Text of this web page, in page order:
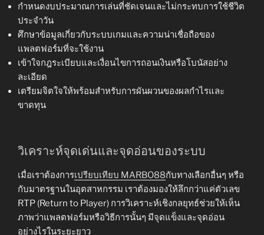
กำหนดงบประมาณการเล่นที่ชัดเจนและไม่กระทบการใช้ชีวิต
ประจำวัน
ศึกษาข้อมูลเกี่ยวกับระบบเกมและความน่าเชื่อถือของ
แพลตฟอร์มที่จะใช้งาน
เข้าใจกฎระเบียบและเงื่อนไขการถอนเงินหรือโบนัสอย่าง
ละเอียด
เตรียมจิตใจให้พร้อมสำหรับการผันผวนของผลกำไรและ
ขาดทุน
วิเคราะห์จุดเด่นและจุดอ่อนของระบบ
เมื่อเราต้องการเปรียบเทียบ MARBO88กับทางเลือกอื่นๆ หรือ
กับมาตรฐานในอุตสาหกรรม เราต้องมองให้ลึกกว่าแค่ตัวเลข
RTP (Return to Player) การวิเคราะห์เชิงกลยุทธ์ช่วยให้เห็น
ภาพว่าแพลตฟอร์มหรือวิธีการนั้นๆ มีจุดแข็งและจุดอ่อน
อย่างไรในระยะยาว